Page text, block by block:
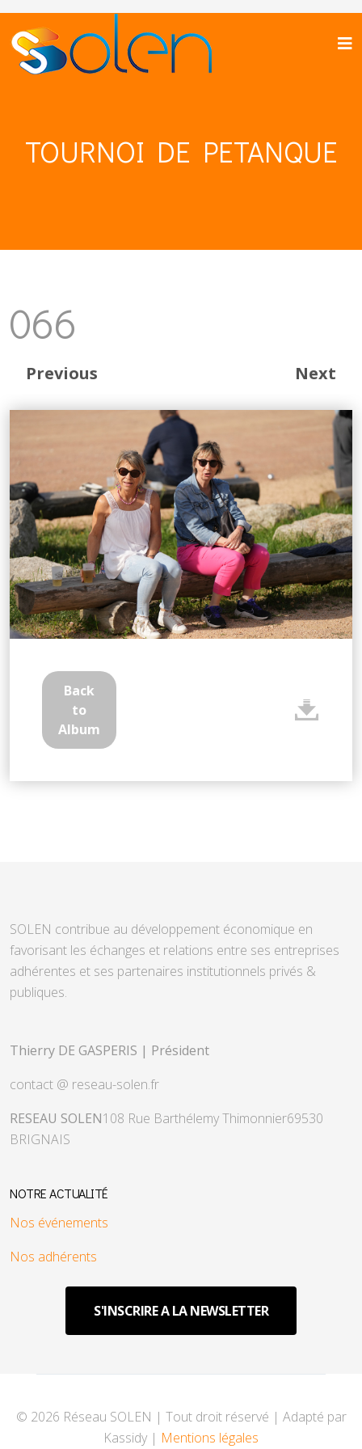
TOURNOI DE PETANQUE
066
Previous Next
Back
to
Album
SOLEN contribue au développement économique en
favorisant les échanges et relations entre ses entreprises
adhérentes et ses partenaires institutionnels privés &
publiques.
Thierry DE GASPERIS | Président
contact @ reseau-solen.fr
RESEAU SOLEN108 Rue Barthélemy Thimonnier69530
BRIGNAIS
NOTRE ACTUALITÉ
Nos événements
Nos adhérents
S'INSCRIRE A LA NEWSLETTER
© 2026 Réseau SOLEN | Tout droit réservé | Adapté par
Kassidy | Mentions légales